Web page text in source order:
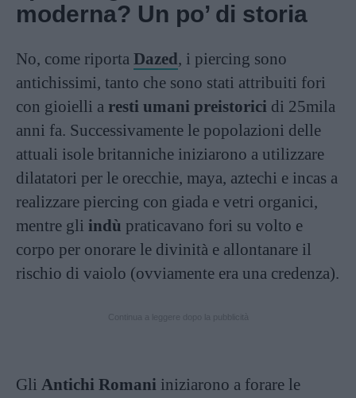
moderna? Un po’ di storia
No, come riporta Dazed, i piercing sono
antichissimi, tanto che sono stati attribuiti fori
con gioielli a resti umani preistorici di 25mila
anni fa. Successivamente le popolazioni delle
attuali isole britanniche iniziarono a utilizzare
dilatatori per le orecchie, maya, aztechi e incas a
realizzare piercing con giada e vetri organici,
mentre gli indù praticavano fori su volto e
corpo per onorare le divinità e allontanare il
rischio di vaiolo (ovviamente era una credenza).
Gli Antichi Romani iniziarono a forare le